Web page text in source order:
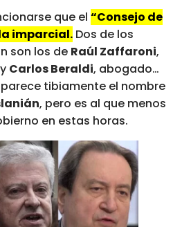
que el “Consejo de
imparcial. Dos de los
son los de Raúl Zaffaroni,
Carlos Beraldi, abogado…
tibiamente el nombre
, pero es al que menos
en estas horas.